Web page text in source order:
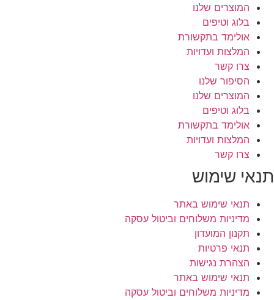
המוצרים שלנו
בלוג וטיפים
אולימד בתקשורת
המלצות ועדויות
צרו קשר
הסיפור שלנו
המוצרים שלנו
בלוג וטיפים
אולימד בתקשורת
המלצות ועדויות
צרו קשר
תנאי שימוש
תנאי שימוש באתר
מדיניות משלוחים וביטול עסקה
תקנון המועדון
תנאי פרטיות
הצהרת נגישות
תנאי שימוש באתר
מדיניות משלוחים וביטול עסקה